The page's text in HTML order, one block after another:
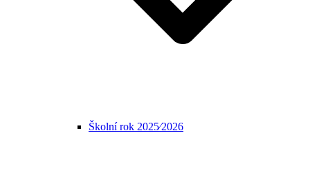
Školní rok 2025⁄2026